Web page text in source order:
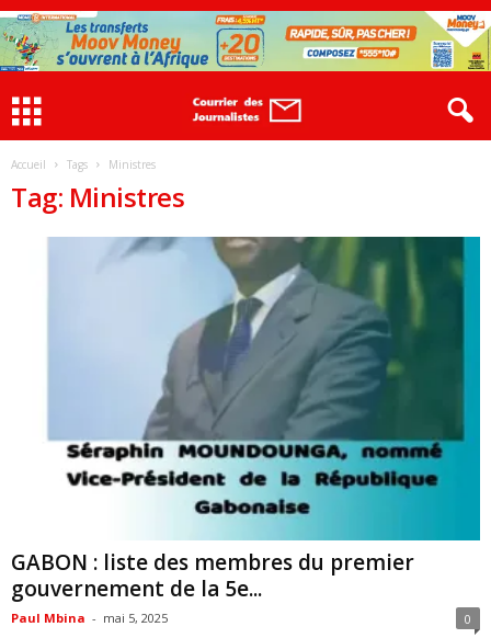
Accueil Tags Ministres
Tag: Ministres
GABON : liste des membres du premier
gouvernement de la 5e...
Paul Mbina - mai 5, 2025 0